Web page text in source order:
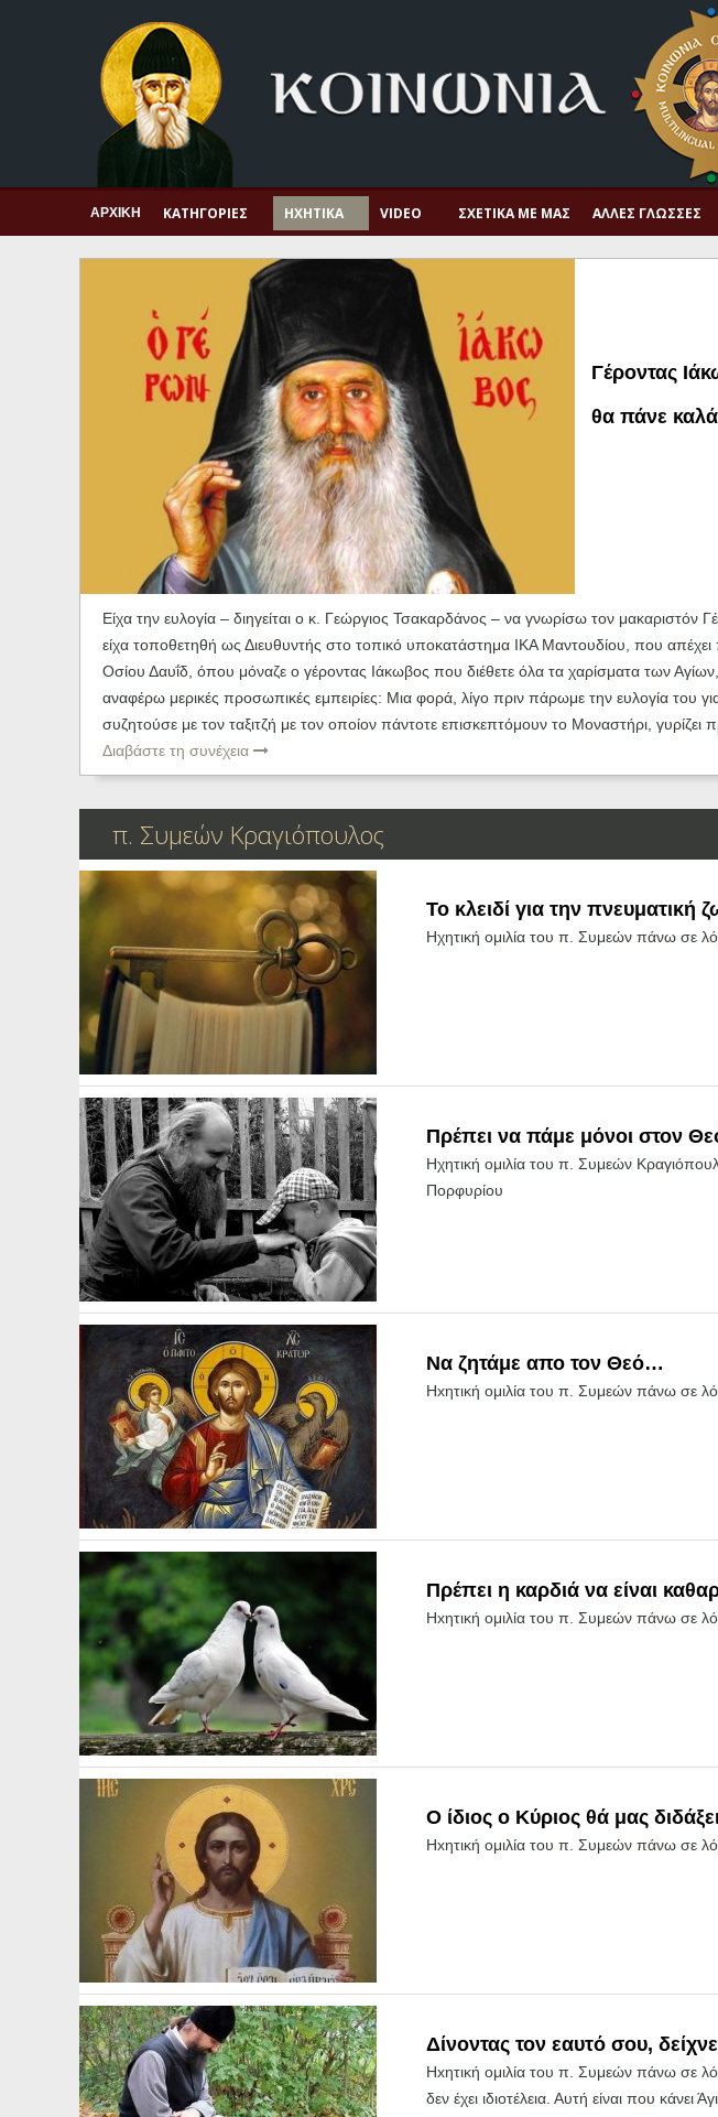
Πνευματική ζωή
Μαρτυρία και διδαχή
Λατρεία και προσευχή
Αγιολόγιο – Εορτολόγιο
Η πίστη στην εποχή μας
Ορθόδοξη οικογένεια
Ορθόδοξο προσκυνητάριο
Σκέψεις-προβληματισμοί
ΑΡΧΙΚΉ ΚΑΤΗΓΟΡΊΕΣ ΗΧΗΤΙΚΆ VIDEO ΣΧΕΤΙΚΆ ΜΕ ΜΑΣ ΆΛΛΕΣ ΓΛΏΣΣΕΣ
Γέροντας
θα πάνε
Είχα την ευλογία – διηγείται ο κ. Γεώργιος Τσακαρδάνος – να γνωρίσω τον μακαριστόν
είχα τοποθετηθή ως Διευθυντής στο τοπικό υποκατάστημα ΙΚΑ Μαντουδίου, που
Οσίου Δαυΐδ, όπου μόναζε ο γέροντας Ιάκωβος που διέθετε όλα τα χαρίσματα των Αγίων,
αναφέρω μερικές προσωπικές εμπειρίες: Μια φορά, λίγο πριν πάρωμε την ευλογία του
συζητούσε με τον ταξιτζή με τον οποίον πάντοτε επισκεπτόμουν το Μοναστήρι, γυρίζει
Διαβάστε τη συνέχεια
π. Συμεών Κραγιόπουλος
Το κλειδί για την πνευματική
Ηχητική ομιλία του π. Συμεών πάνω σε
Πρέπει να πάμε μόνοι στον
Ηχητική ομιλία του π. Συμεών
Πορφυρίου
Να ζητάμε απο τον Θεό…
Hxητική ομιλία του π. Συμεών πάνω σε
Πρέπει η καρδιά να είναι
Hxητική ομιλία του π. Συμεών πάνω σε
Ο ίδιος ο Κύριος θά μας
Hxητική ομιλία του π. Συμεών πάνω σε
Δίνοντας τον εαυτό σου,
Hxητική ομιλία του π. Συμεών πάνω σε
δεν έχει ιδιοτέλεια. Αυτή είναι που κάνει